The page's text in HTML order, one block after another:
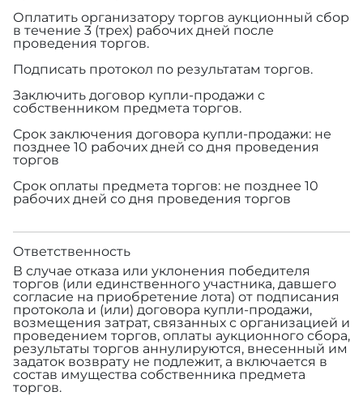
Оплатить организатору торгов аукционный сбор
в течение 3 (трех) рабочих дней после
проведения торгов.
Подписать протокол по результатам торгов.
Заключить договор купли-продажи с
собственником предмета торгов.
Срок заключения договора купли-продажи: не
позднее 10 рабочих дней со дня проведения
торгов
Срок оплаты предмета торгов: не позднее 10
рабочих дней со дня проведения торгов
Ответственность
В случае отказа или уклонения победителя
торгов (или единственного участника, давшего
согласие на приобретение лота) от подписания
протокола и (или) договора купли-продажи,
возмещения затрат, связанных с организацией и
проведением торгов, оплаты аукционного сбора,
результаты торгов аннулируются, внесенный им
задаток возврату не подлежит, а включается в
состав имущества собственника предмета
торгов.